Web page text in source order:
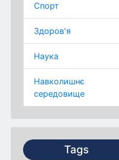
Спорт
Здоров'я
Наука
Навколишнє
середовище
Tags